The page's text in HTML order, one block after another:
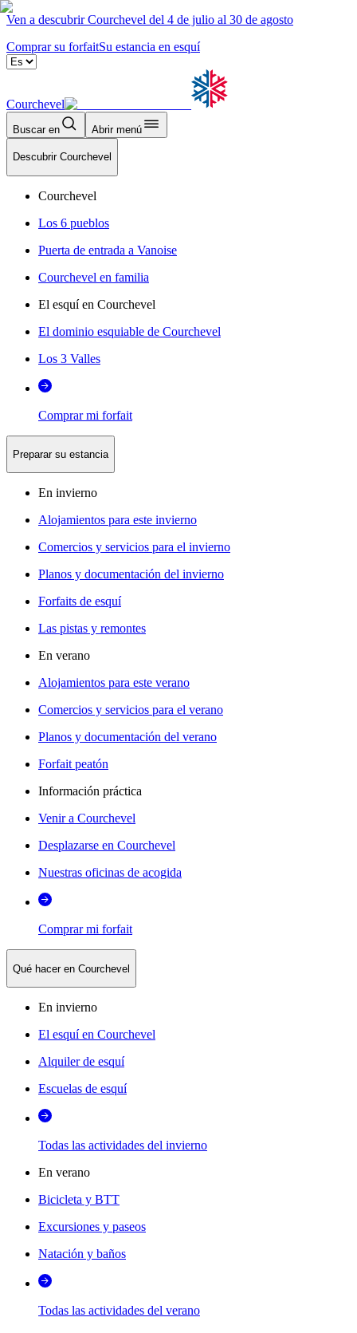
Ven a descubrir Courchevel del 4 de julio al 30 de agosto
Comprar su forfaitSu estancia en esquí
Courchevel
Buscar en Abrir menú
Descubrir Courchevel
Courchevel
Los 6 pueblos
Puerta de entrada a Vanoise
Courchevel en familia
El esquí en Courchevel
El dominio esquiable de Courchevel
Los 3 Valles
Comprar mi forfait
Preparar su estancia
En invierno
Alojamientos para este invierno
Comercios y servicios para el invierno
Planos y documentación del invierno
Forfaits de esquí
Las pistas y remontes
En verano
Alojamientos para este verano
Comercios y servicios para el verano
Planos y documentación del verano
Forfait peatón
Información práctica
Venir a Courchevel
Desplazarse en Courchevel
Nuestras oficinas de acogida
Comprar mi forfait
Qué hacer en Courchevel
En invierno
El esquí en Courchevel
Alquiler de esquí
Escuelas de esquí
Todas las actividades del invierno
En verano
Bicicleta y BTT
Excursiones y paseos
Natación y baños
Todas las actividades del verano